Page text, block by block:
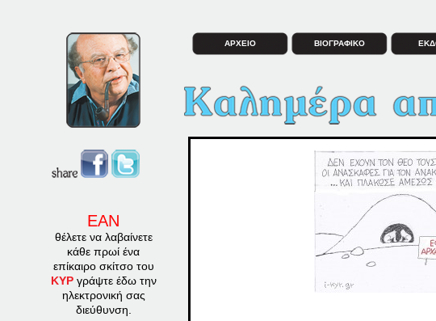
ΕΑΝ
θέλετε να λαβαίνετε
κάθε πρωί ένα
επίκαιρο σκίτσο του
ΚΥΡγράψτε έδω την
ηλεκτρονική σας
διεύθυνση.
ΑΡΧΕΙΟ ΒΙΟΓΡΑΦΙΚΟ